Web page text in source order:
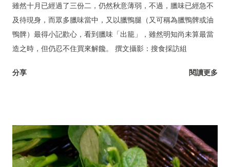
雖然十月已經過了三份二，仍然秋意薄弱，不過，臘味已經急不
及待現身，而眾多臘味當中，又以臘鴨腿（又可稱為臘鴨髀或油
鴨髀）最得小記歡心，看到臘味「出籠」，雖然明知尚未算最當
造之時，但仍忍不住買來解饞。 撰文攝影：搜食採訪組
分享 閱讀更多